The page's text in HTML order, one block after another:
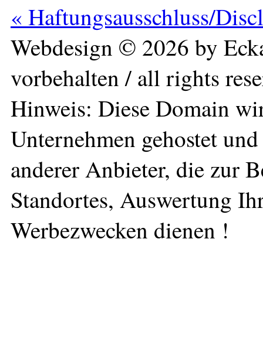
« Haftungsausschluss/
Webdesign © 2026 by
vorbehalten / all rights
Hinweis: Diese Domain
Unternehmen gehostet
anderer Anbieter, die zur
Standortes, Auswertung
Werbezwecken dienen !